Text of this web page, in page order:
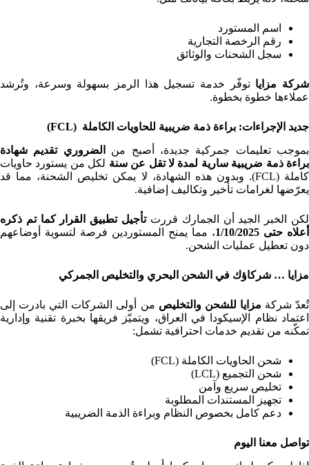
اسم المستورد
رقم الرخصة التجارية
سجل الشحنات والوثائق
شركة مزايا توفّر خدمة تسجيل هذا الرمز بسهولة وسرعة، وتُرشد
عملاءها خطوة بخطوة.
جديد الإجراءات: براءة ذمة ضريبية للحاويات الكاملة (FCL)
بموجب تعليمات جمركية جديدة، أصبح من
الضروري تقديم شهادة
براءة ذمة ضريبية سارية لمدة لا تقل عن سنة لكل من يستورد حاويات
كاملة (FCL). وبدون هذه الشهادة، لا يمكن تخليص الشحنة، مما قد
يعرّضها لغرامات تأخير وتكاليف إضافية.
لكن الخبر الجيد أن الجمارك قررتتأجيل تطبيق القرار كما تم ذكره
أعلاه حتى 1/10/2025
، مما يمنح المستوردين فرصة لتسوية أوضاعهم
دون تعطيل عمليات الشحن.
مزايا … شركاؤك في الشحن البحري والتخليص الجمركي
تُعدّ شركة مزايا للشحن والتخليص من أولى الشركات التي بادرت إلى
اعتماد نظام الإسيكودا في العراق، ويتميّز فريقها بخبرة تقنية وإدارية
تمكّنه من تقديم خدمات احترافية تشمل:
شحن الحاويات الكاملة (FCL)
شحن التجميع (LCL)
تخليص سريع وآمن
تجهيز المستندات المطلوبة
دعم كامل بخصوص النظام وبراءة الذمة الضريبية
تواصل معنا اليوم